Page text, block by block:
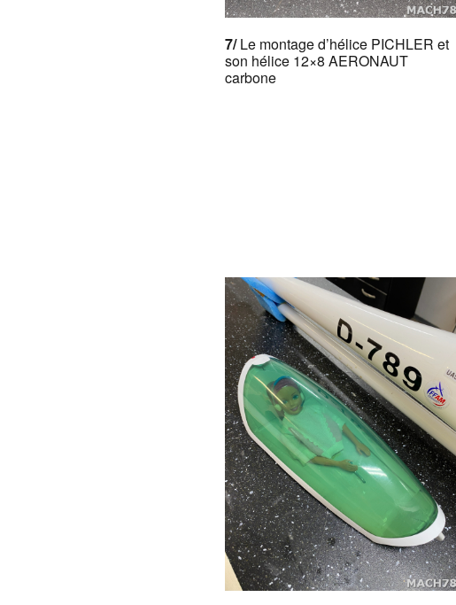
7/Le montage d’hélice PICHLER et
son hélice 12×8 AERONAUT
carbone